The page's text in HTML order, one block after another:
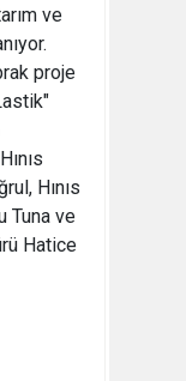
ve
proje
Hınıs
Tuna ve
Hatice